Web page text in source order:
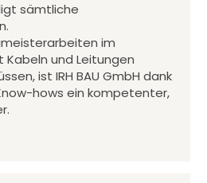
sämtliche
im
und Leitungen
ist IRH BAU GmbH dank
hows ein kompetenter,